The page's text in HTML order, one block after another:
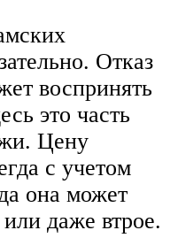
Отказ
воспринять
это часть
Цену
с учетом
она может
даже втрое.